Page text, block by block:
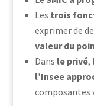
Les trois
exprimer de
valeur du
Dans le privé,
l’Insee
composantes